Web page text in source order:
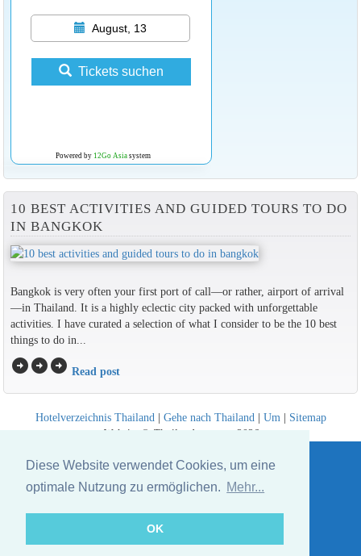
Diese Website verwendet Cookies, um eine
optimale Nutzung zu ermöglichen. Mehr...
OK
August, 13
Tickets suchen
Powered by 12Go Asiasystem
10 BEST ACTIVITIES AND GUIDED TOURS TO DO
IN BANGKOK
Bangkok is very often your first port of call—or rather, airport of arrival
—in Thailand. It is a highly eclectic city packed with unforgettable
activities. I have curated a selection of what I consider to be the 10 best
things to do in...
arrow_circle_rightarrow_circle_rightarrow_circle_right Read post
Hotelverzeichnis Thailand | Gehe nach Thailand | Um | Sitemap
Website © Thailandee.com - 2026